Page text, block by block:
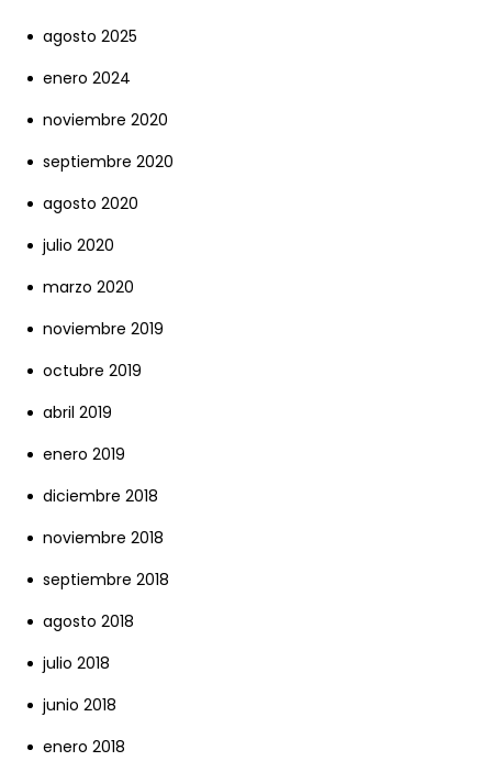
agosto 2025
enero 2024
noviembre 2020
septiembre 2020
agosto 2020
julio 2020
marzo 2020
noviembre 2019
octubre 2019
abril 2019
enero 2019
diciembre 2018
noviembre 2018
septiembre 2018
agosto 2018
julio 2018
junio 2018
enero 2018